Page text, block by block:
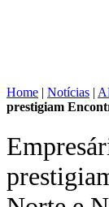
Home | Notícias |
prestigiam